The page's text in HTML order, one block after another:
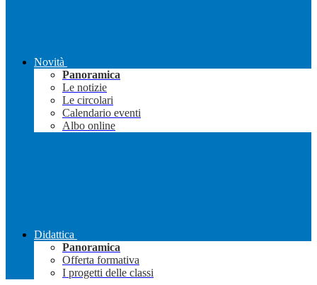
Novità
Panoramica
Le notizie
Le circolari
Calendario eventi
Albo online
Didattica
Panoramica
Offerta formativa
I progetti delle classi